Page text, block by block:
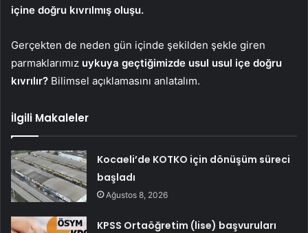
içine doğru kıvrılmış oluşu.
Gerçekten de neden gün içinde şekilden şekle giren
parmaklarımız uykuya geçtiğimizde usul usul içe doğru
kıvrılır? Bilimsel açıklamasını anlatalım.
İlgili Makaleler
Kocaeli’de KOTKO için dönüşüm süreci
başladı
Ağustos 8, 2026
KPSS Ortaöğretim (lise) başvuruları